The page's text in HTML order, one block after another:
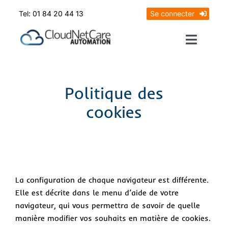
content
Tel: 01 84 20 44 13 Se connecter
Toggle
Mon diagnostic offertPolitique des
cookies
La configuration de chaque navigateur est différente.
Elle est décrite dans le menu d’aide de votre
navigateur, qui vous permettra de savoir de quelle
manière modifier vos souhaits en matière de cookies.